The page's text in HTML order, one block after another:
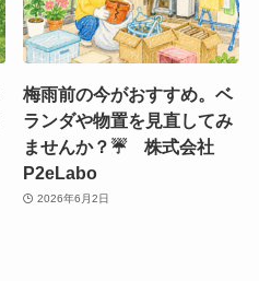
梅雨前の今がおすすめ。ベ
ランダや物置を見直してみ
ませんか？☔ 株式会社
P2eLabo
2026年6月2日